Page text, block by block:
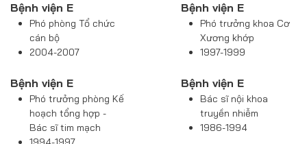
Bệnh viện E
Phó phòng Tổ chức
cán bộ
2004-2007
Bệnh viện E
Phó trưởng khoa Cơ
Xương khớp
1997-1999
Bệnh viện E
Phó trưởng phòng Kế
hoạch tổng hợp -
Bác sĩ tim mạch
Bệnh viện E
Bác sĩ nội khoa
truyền nhiễm
1986-1994